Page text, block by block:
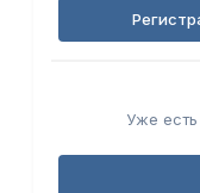
Уже есть